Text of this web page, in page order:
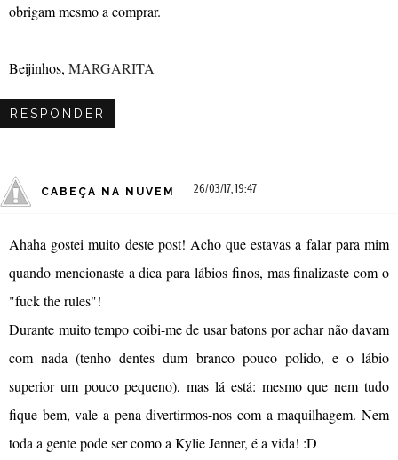
obrigam mesmo a comprar.
Beijinhos, MARGARITA
RESPONDER
CABEÇA NA NUVEM 26/03/17, 19:47
Ahaha gostei muito deste post! Acho que estavas a falar para mim
quando mencionaste a dica para lábios finos, mas finalizaste com o
"fuck the rules"!
Durante muito tempo coibi-me de usar batons por achar não davam
com nada (tenho dentes dum branco pouco polido, e o lábio
superior um pouco pequeno), mas lá está: mesmo que nem tudo
fique bem, vale a pena divertirmos-nos com a maquilhagem. Nem
toda a gente pode ser como a Kylie Jenner, é a vida! :D